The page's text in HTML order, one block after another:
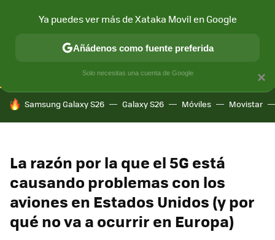
CONECTIVIDAD MÓVIL Y SOCIEDAD APLICACIONES
HOY SE HABLA DE
Samsung Galaxy S26 Galaxy S26 Móviles Movistar
La razón por la que el 5G está
causando problemas con los
aviones en Estados Unidos (y por
qué no va a ocurrir en Europa)
×
Ya puedes ver más de Xataka Movil en Google
Añádenos como fuente preferida
Solo necesitas una cuenta de Google